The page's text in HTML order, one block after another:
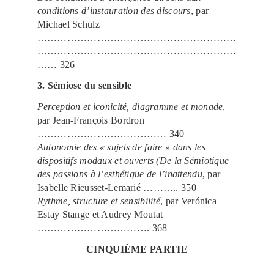
conditions d’instauration des discours, par
Michael Schulz
……………………………………………………
……………………………………………………
…… 326
3. Sémiose du sensible
Perception et iconicité, diagramme et monade,
par Jean-François Bordron
………………………………… 340
Autonomie des « sujets de faire » dans les
dispositifs modaux et ouverts (De la Sémiotique
des passions à l’esthétique de l’inattendu, par
Isabelle Rieusset-Lemarié ……….. 350
Rythme, structure et sensibilité, par Verónica
Estay Stange et Audrey Moutat
……………………………. 368
CINQUIÈME PARTIE